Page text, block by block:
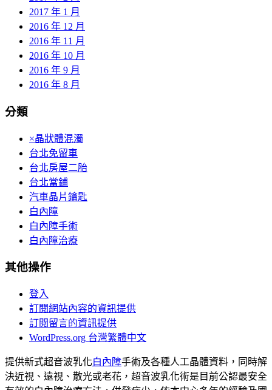
2017 年 1 月
2016 年 12 月
2016 年 11 月
2016 年 10 月
2016 年 9 月
2016 年 8 月
分類
×晶狀體混濁
台北免留車
台北房屋二胎
台北當鋪
汽車晶片鑰匙
白內障
白內障手術
白內障治療
其他操作
登入
訂閱網站內容的資訊提供
訂閱留言的資訊提供
WordPress.org 台灣繁體中文
提供新式超音波乳化白內障手術及各種人工晶體資料，同時解
決近視、遠視、散光或老花，超音波乳化術是目前公認最安全